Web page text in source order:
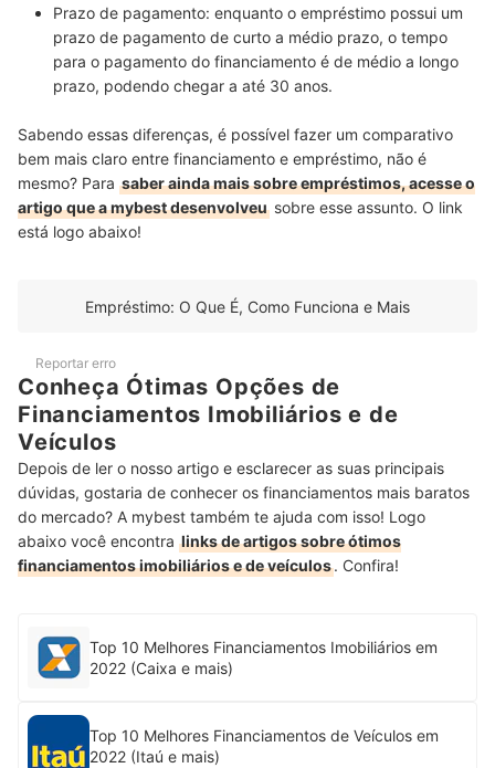
Prazo de pagamento: enquanto o empréstimo possui um
prazo de pagamento de curto a médio prazo, o tempo
para o pagamento do financiamento é de médio a longo
prazo, podendo chegar a até 30 anos.
Sabendo essas diferenças, é possível fazer um comparativo
bem mais claro entre financiamento e empréstimo, não é
mesmo? Para saber ainda mais sobre empréstimos, acesse o
artigo que a mybest desenvolveu sobre esse assunto. O link
está logo abaixo!
Empréstimo: O Que É, Como Funciona e Mais
Reportar erro
Conheça Ótimas Opções de
Financiamentos Imobiliários e de
Veículos
Depois de ler o nosso artigo e esclarecer as suas principais
dúvidas, gostaria de conhecer os financiamentos mais baratos
do mercado? A mybest também te ajuda com isso! Logo
abaixo você encontra links de artigos sobre ótimos
financiamentos imobiliários e de veículos. Confira!
Top 10 Melhores Financiamentos Imobiliários em
2022 (Caixa e mais)
Top 10 Melhores Financiamentos de Veículos em
2022 (Itaú e mais)